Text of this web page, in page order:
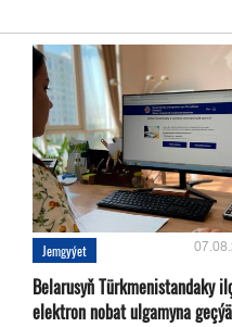
Jemgyýet
Belarusyň Türkmenistandaky
elektron nobat ulgamyna